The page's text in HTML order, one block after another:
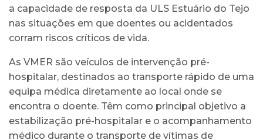
a capacidade de resposta da ULS Estuário do Tejo
nas situações em que doentes ou acidentados
corram riscos críticos de vida.
As VMER são veículos de intervenção pré-
hospitalar, destinados ao transporte rápido de uma
equipa médica diretamente ao local onde se
encontra o doente. Têm como principal objetivo a
estabilização pré-hospitalar e o acompanhamento
médico durante o transporte de vítimas de